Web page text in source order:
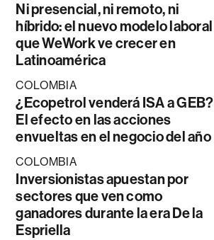
Ni presencial, ni remoto, ni
híbrido: el nuevo modelo laboral
que WeWork ve crecer en
Latinoamérica
COLOMBIA
¿Ecopetrol venderá ISA a GEB?
El efecto en las acciones
envueltas en el negocio del año
COLOMBIA
Inversionistas apuestan por
sectores que ven como
ganadores durante la era De la
Espriella